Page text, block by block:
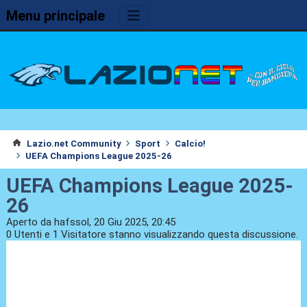
Menu principale
Lazio.net Community Sport
Calcio!
UEFA Champions League 2025-26
UEFA Champions League 2025-
26
Aperto da hafssol, 20 Giu 2025, 20:45
0 Utenti e 1 Visitatore stanno visualizzando questa discussione.